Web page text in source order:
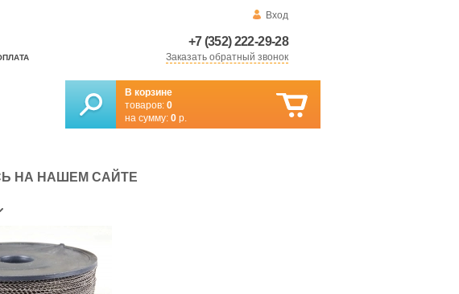
Вход
+7 (352) 222-29-28
Заказать обратный звонок
В корзине
товаров: 0
на сумму: 0 р.
НА НАШЕМ САЙТЕ